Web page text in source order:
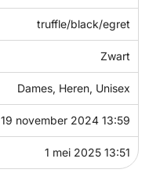
truffle/black/egret
Zwart
Dames, Heren, Unisex
19 november 2024 13:59
1 mei 2025 13:51